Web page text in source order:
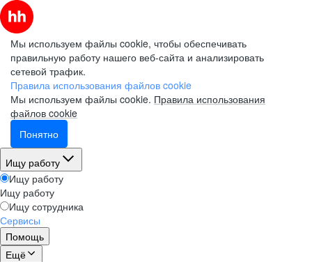
Мы используем файлы cookie, чтобы обеспечивать
правильную работу нашего веб-сайта и анализировать
сетевой трафик.
Правила использования файлов cookie
Мы используем файлы cookie. Правила использования
файлов cookie
Понятно
Ищу работу
Ищу работу
Ищу работу
Ищу сотрудника
Сервисы
Помощь
Ещё